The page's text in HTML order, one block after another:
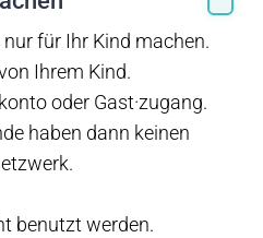
für Ihr Kind machen.
Ihrem Kind.
oder Gast·zugang.
haben dann keinen
benutzt werden.